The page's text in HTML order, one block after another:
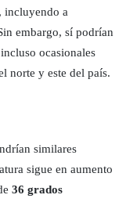
incluyendo a
embargo, sí podrían
ocasionales
norte y este del país.
similares
sigue en aumento
36 grados